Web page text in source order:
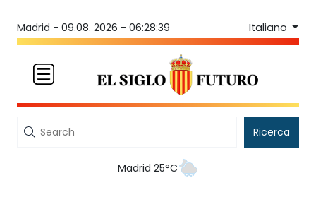
Madrid - 09.08. 2026 - 06:28:39 Italiano
Ricerca
Madrid 25°C